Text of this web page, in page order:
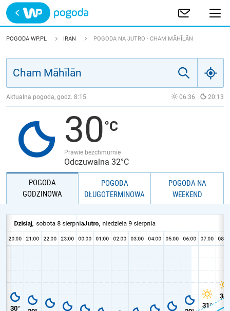
Trwa ładowanie
POLSKA
JAKOŚĆ POWIETRZA
POGODA WP.PL IRAN POGODA NA JUTRO - CHAM MĀHĪLĀN
Aktualna pogoda, godz. 8:15 06:36 20:13
30
Prawie bezchmurnie
Odczuwalna 32°C
POGODA
GODZINOWA
POGODA
DŁUGOTERMINOWA
POGODA NA
WEEKEND